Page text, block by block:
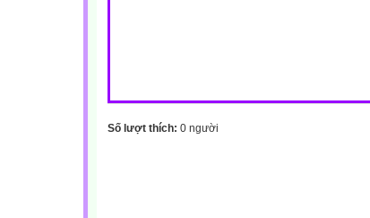
Số lượt thích: 0 người